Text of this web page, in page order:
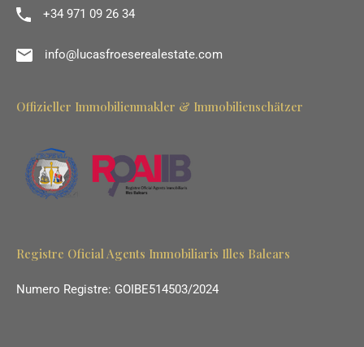
+34 971 09 26 34
info@lucasfroeserealestate.com
Offizieller Immobilienmakler & Immobilienschätzer
Registre Oficial Agents Immobiliaris Illes Balears
Numero Registre: GOIBE514503/2024